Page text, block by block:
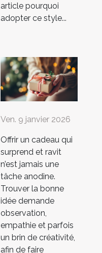
article pourquoi
adopter ce style...
Ven. 9 janvier 2026
Offrir un cadeau qui
surprend et ravit
n’est jamais une
tâche anodine.
Trouver la bonne
idée demande
observation,
empathie et parfois
un brin de créativité,
afin de faire